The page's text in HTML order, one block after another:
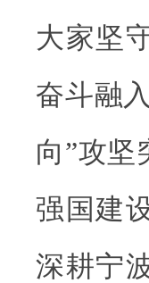
大家坚
奋斗融
向”攻坚
强国建
深耕宁